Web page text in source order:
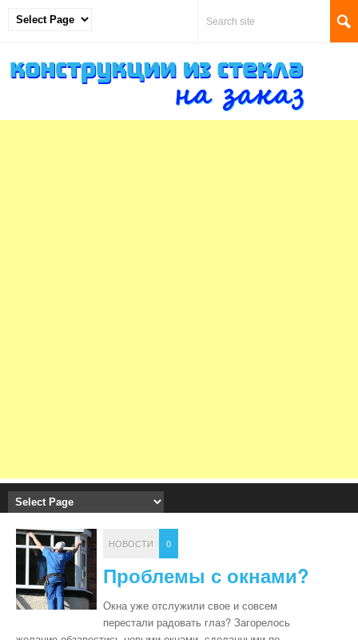
НОВОСТИ 0
Проблемы с окнами?
Окна уже отслужили свое и совсем
перестали радовать глаз? Загорелось